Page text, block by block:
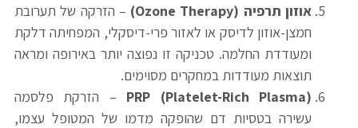
אוזון תרפיה (Ozone Therapy)
– הזרקה של תערובת
חמצן-אוזון לדיסק או לאזור פרי-דיסקלי, המפחיתה דלקת
ומעודדת החלמה. טכניקה זו נפוצה יותר באירופה ומראה
תוצאות מעודדות במחקרים מסוימים.
PRP (Platelet-Rich Plasma) – הזרקת פלסמה
עשירה בטסיות דם שהופקה מדמו של המטופל עצמו,